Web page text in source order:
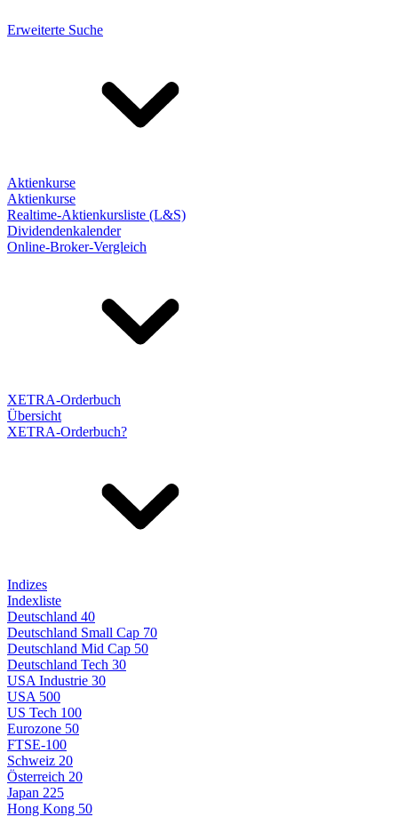
Erweiterte Suche
Aktienkurse
Aktienkurse
Realtime-Aktienkursliste (L&S)
Dividendenkalender
Online-Broker-Vergleich
XETRA-Orderbuch
Übersicht
XETRA-Orderbuch?
Indizes
Indexliste
Deutschland 40
Deutschland Small Cap 70
Deutschland Mid Cap 50
Deutschland Tech 30
USA Industrie 30
USA 500
US Tech 100
Eurozone 50
FTSE-100
Schweiz 20
Österreich 20
Japan 225
Hong Kong 50